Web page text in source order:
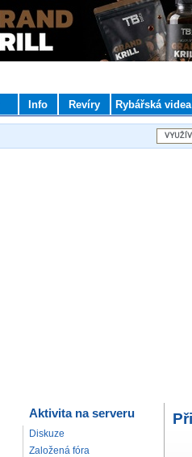
Info Revíry Rybářská videa
Aktivita na serveru
Diskuze
Založená fóra